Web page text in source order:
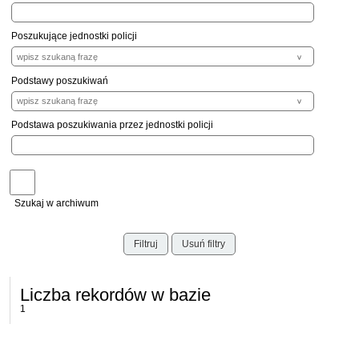
Poszukujące jednostki policji
Podstawy poszukiwań
Podstawa poszukiwania przez jednostki policji
Szukaj w archiwum
Filtruj Usuń filtry
Liczba rekordów w bazie
1